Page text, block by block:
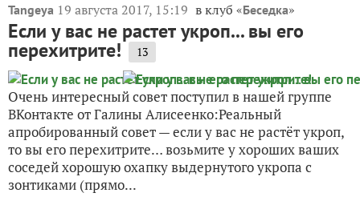
Tangeya 19 августа 2017, 15:19 в клуб «Беседка»
Если у вас не растет укроп... вы его
перехитрите! 13
Очень интересный совет поступил в нашей группе
ВКонтакте от Галины Алисеенко:Реальный
апробированный совет — если у вас не растёт укроп,
то вы его перехитрите… возьмите у хороших ваших
соседей хорошую охапку выдернутого укропа с
зонтиками (прямо...